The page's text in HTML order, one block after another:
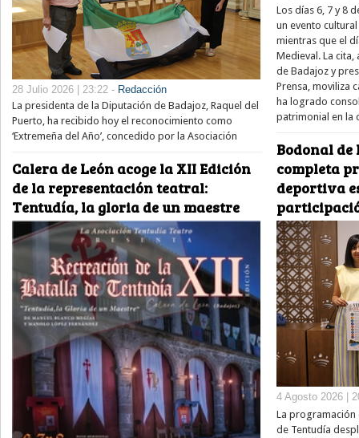
28 Julio 2026 | 23:22 - Redacción
La presidenta de la Diputación de Badajoz, Raquel del
Puerto, ha recibido hoy el reconocimiento como
‘Extremeña del Año’, concedido por la Asociación
Calera de León acoge la XII Edición
de la representación teatral:
Tentudía, la gloria de un maestre
Los días 6, 7 y 8
un evento
mientras que el
Medieval. La
de Badajoz y
Prensa, moviliza
ha logrado
patrimonial en la
Bodonal
completa
deportiva
4 Agosto 2026 |
La programación
de Tentudía